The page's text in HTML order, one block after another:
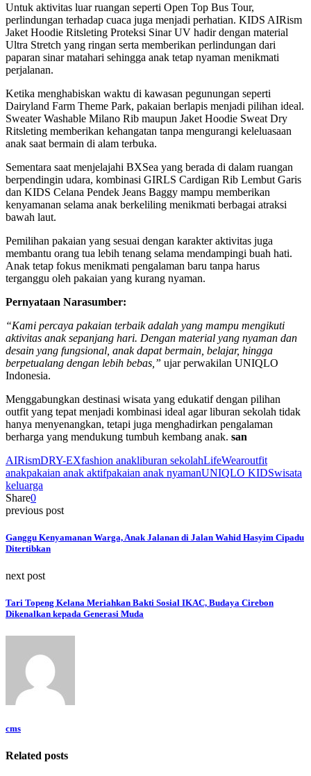
Untuk aktivitas luar ruangan seperti Open Top Bus Tour,
perlindungan terhadap cuaca juga menjadi perhatian. KIDS AIRism
Jaket Hoodie Ritsleting Proteksi Sinar UV hadir dengan material
Ultra Stretch yang ringan serta memberikan perlindungan dari
paparan sinar matahari sehingga anak tetap nyaman menikmati
perjalanan.
Ketika menghabiskan waktu di kawasan pegunungan seperti
Dairyland Farm Theme Park, pakaian berlapis menjadi pilihan ideal.
Sweater Washable Milano Rib maupun Jaket Hoodie Sweat Dry
Ritsleting memberikan kehangatan tanpa mengurangi keleluasaan
anak saat bermain di alam terbuka.
Sementara saat menjelajahi BXSea yang berada di dalam ruangan
berpendingin udara, kombinasi GIRLS Cardigan Rib Lembut Garis
dan KIDS Celana Pendek Jeans Baggy mampu memberikan
kenyamanan selama anak berkeliling menikmati berbagai atraksi
bawah laut.
Pemilihan pakaian yang sesuai dengan karakter aktivitas juga
membantu orang tua lebih tenang selama mendampingi buah hati.
Anak tetap fokus menikmati pengalaman baru tanpa harus
terganggu oleh pakaian yang kurang nyaman.
Pernyataan Narasumber:
“Kami percaya pakaian terbaik adalah yang mampu mengikuti
aktivitas anak sepanjang hari. Dengan material yang nyaman dan
desain yang fungsional, anak dapat bermain, belajar, hingga
berpetualang dengan lebih bebas,” ujar perwakilan UNIQLO
Indonesia.
Menggabungkan destinasi wisata yang edukatif dengan pilihan
outfit yang tepat menjadi kombinasi ideal agar liburan sekolah tidak
hanya menyenangkan, tetapi juga menghadirkan pengalaman
berharga yang mendukung tumbuh kembang anak. san
AIRismDRY-EXfashion anakliburan sekolahLifeWearoutfit
anakpakaian anak aktifpakaian anak nyamanUNIQLO KIDSwisata
keluarga
Share0
previous post
Ganggu Kenyamanan Warga, Anak Jalanan di Jalan Wahid Hasyim Cipadu
Ditertibkan
next post
Tari Topeng Kelana Meriahkan Bakti Sosial IKAC, Budaya Cirebon
Dikenalkan kepada Generasi Muda
cms
Related posts